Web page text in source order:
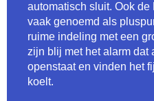
automatisch sluit. Ook
vaak genoemd als
ruime indeling met een
zijn blij met het alarm dat
openstaat en vinden het
koelt.